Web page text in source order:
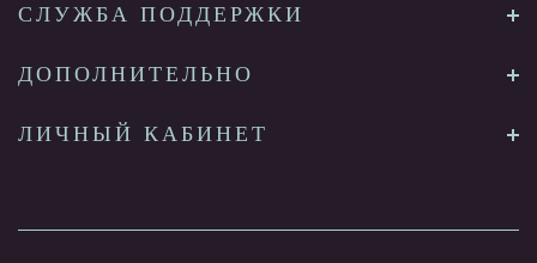
СЛУЖБА ПОДДЕРЖКИ
ДОПОЛНИТЕЛЬНО
ЛИЧНЫЙ КАБИНЕТ